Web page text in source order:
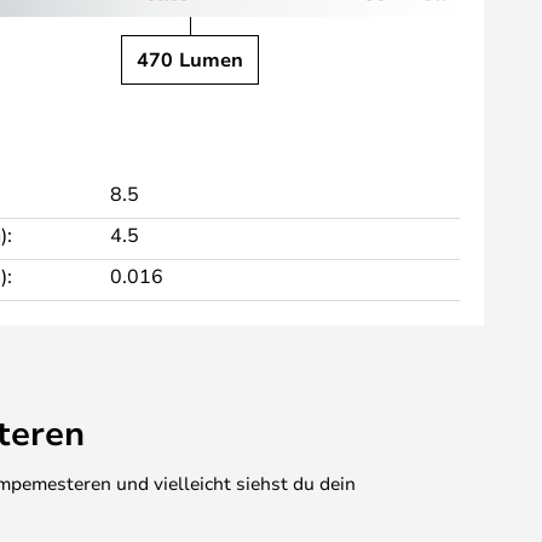
470 Lumen
8.5
4.5
0.016
und vielleicht siehst du dein